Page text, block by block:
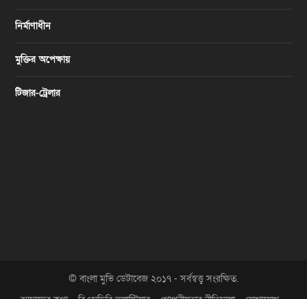
নির্মাণাধীন
মুক্তির অপেক্ষায়
টিজার-ট্রেলার
© বাংলা মুভি ডেটাবেজ ২০১৭ - সর্বস্বত্ত্ব সংরক্ষিত.